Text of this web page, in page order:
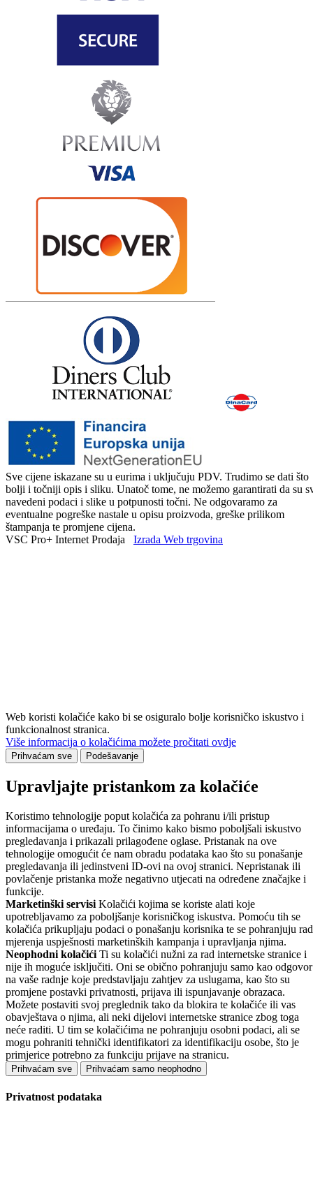
Sve cijene iskazane su u eurima i uključuju PDV. Trudimo se dati što
bolji i točniji opis i sliku. Unatoč tome, ne možemo garantirati da su
navedeni podaci i slike u potpunosti točni. Ne odgovaramo za
eventualne pogreške nastale u opisu proizvoda, greške prilikom
štampanja te promjene cijena.
VSC Pro+ Internet Prodaja Izrada Web trgovina
Web koristi kolačiće kako bi se osiguralo bolje korisničko iskustvo i
funkcionalnost stranica.
Više informacija o kolačićima možete pročitati ovdje
Prihvaćam sve Podešavanje
Upravljajte pristankom za kolačiće
Koristimo tehnologije poput kolačića za pohranu i/ili pristup
informacijama o uređaju. To činimo kako bismo poboljšali iskustvo
pregledavanja i prikazali prilagođene oglase. Pristanak na ove
tehnologije omogućit će nam obradu podataka kao što su ponašanje
pregledavanja ili jedinstveni ID-ovi na ovoj stranici. Nepristanak ili
povlačenje pristanka može negativno utjecati na određene značajke i
funkcije.
Marketinški servisi Kolačići kojima se koriste alati koje
upotrebljavamo za poboljšanje korisničkog iskustva. Pomoću tih se
kolačića prikupljaju podaci o ponašanju korisnika te se pohranjuju
mjerenja uspješnosti marketinških kampanja i upravljanja njima.
Neophodni kolačići Ti su kolačići nužni za rad internetske stranice i
nije ih moguće isključiti. Oni se obično pohranjuju samo kao odgovor
na vaše radnje koje predstavljaju zahtjev za uslugama, kao što su
promjene postavki privatnosti, prijava ili ispunjavanje obrazaca.
Možete postaviti svoj preglednik tako da blokira te kolačiće ili vas
obavještava o njima, ali neki dijelovi internetske stranice zbog toga
neće raditi. U tim se kolačićima ne pohranjuju osobni podaci, ali se
mogu pohraniti tehnički identifikatori za identifikaciju osobe, što je
primjerice potrebno za funkciju prijave na stranicu.
Prihvaćam sve Prihvaćam samo neophodno
Privatnost podataka